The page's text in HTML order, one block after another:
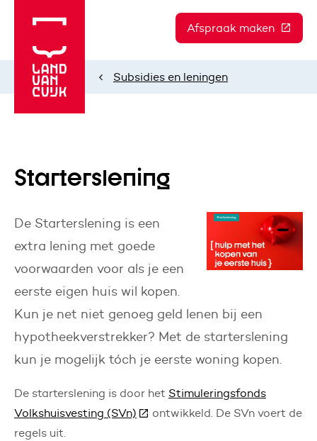
Afspraak maken (Deze
HomeSubsidies en leningen
Starterslening
De Starterslening is een
extra lening met goede
voorwaarden voor als je een
eerste eigen huis wil kopen.
Kun je net niet genoeg geld lenen bij een
hypotheekverstrekker? Met de starterslening
kun je mogelijk tóch je eerste woning kopen.
De starterslening is door het Stimuleringsfonds
Volkshuisvesting (SVn) (Deze link gaat naar een andere
ontwikkeld. De SVn voert de
regels uit.